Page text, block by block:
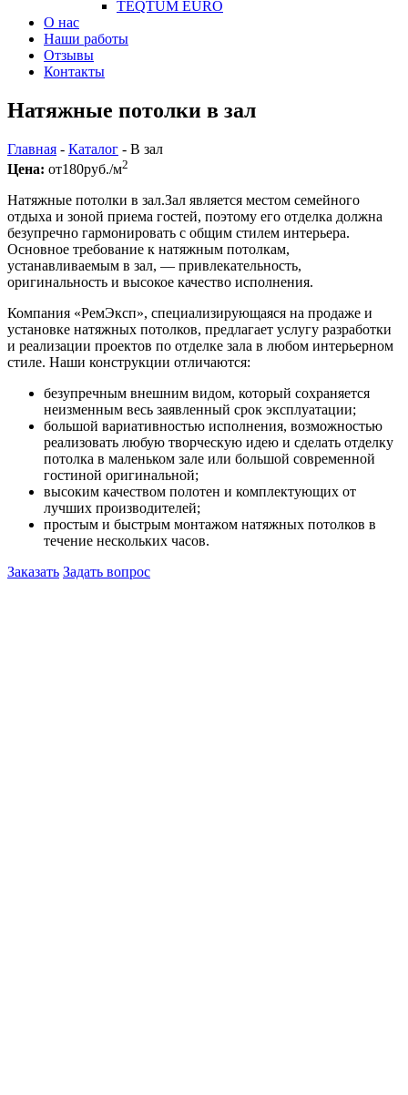
TEQTUM EURO
О нас
Наши работы
Отзывы
Контакты
Натяжные потолки в зал
Главная - Каталог - В зал
Цена: от180руб./м2
Натяжные потолки в зал.Зал является местом семейного
отдыха и зоной приема гостей, поэтому его отделка должна
безупречно гармонировать с общим стилем интерьера.
Основное требование к натяжным потолкам,
устанавливаемым в зал, — привлекательность,
оригинальность и высокое качество исполнения.
Компания «РемЭксп», специализирующаяся на продаже и
установке натяжных потолков, предлагает услугу разработки
и реализации проектов по отделке зала в любом интерьерном
стиле. Наши конструкции отличаются:
безупречным внешним видом, который сохраняется
неизменным весь заявленный срок эксплуатации;
большой вариативностью исполнения, возможностью
реализовать любую творческую идею и сделать отделку
потолка в маленьком зале или большой современной
гостиной оригинальной;
высоким качеством полотен и комплектующих от
лучших производителей;
простым и быстрым монтажом натяжных потолков в
течение нескольких часов.
Заказать Задать вопрос